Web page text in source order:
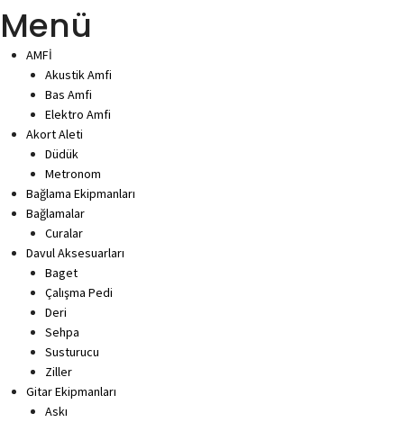
Menü
AMFİ
Akustik Amfi
Bas Amfi
Elektro Amfi
Akort Aleti
Düdük
Metronom
Bağlama Ekipmanları
Bağlamalar
Curalar
Davul Aksesuarları
Baget
Çalışma Pedi
Deri
Sehpa
Susturucu
Ziller
Gitar Ekipmanları
Askı